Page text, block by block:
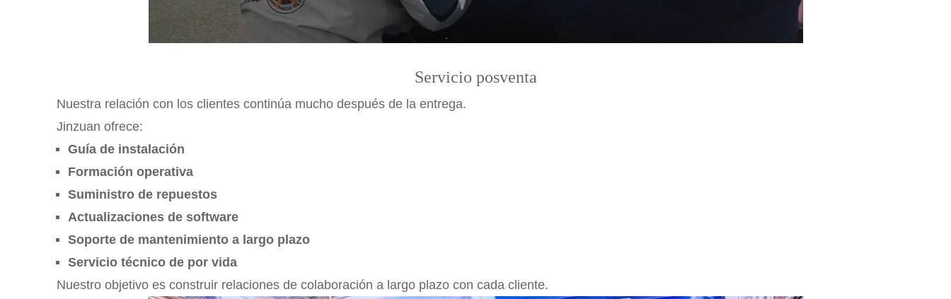
Servicio posventa
Nuestra relación con los clientes continúa mucho después de la entrega.
Jinzuan ofrece:
Guía de instalación
Formación operativa
Suministro de repuestos
Actualizaciones de software
Soporte de mantenimiento a largo plazo
Servicio técnico de por vida
Nuestro objetivo es construir relaciones de colaboración a largo plazo con cada cliente.